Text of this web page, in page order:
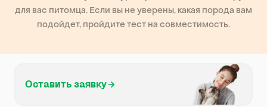
для вас питомца. Если вы не уверены, какая порода вам
подойдет, пройдите тест на совместимость.
Оставить заявку